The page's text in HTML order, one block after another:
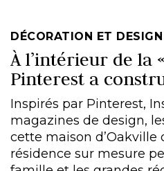
DÉCORATION ET DESIGN
À l’intérieur de la
Pinterest a
Inspirés par Pinterest,
magazines de design,
cette maison
résidence sur mesure